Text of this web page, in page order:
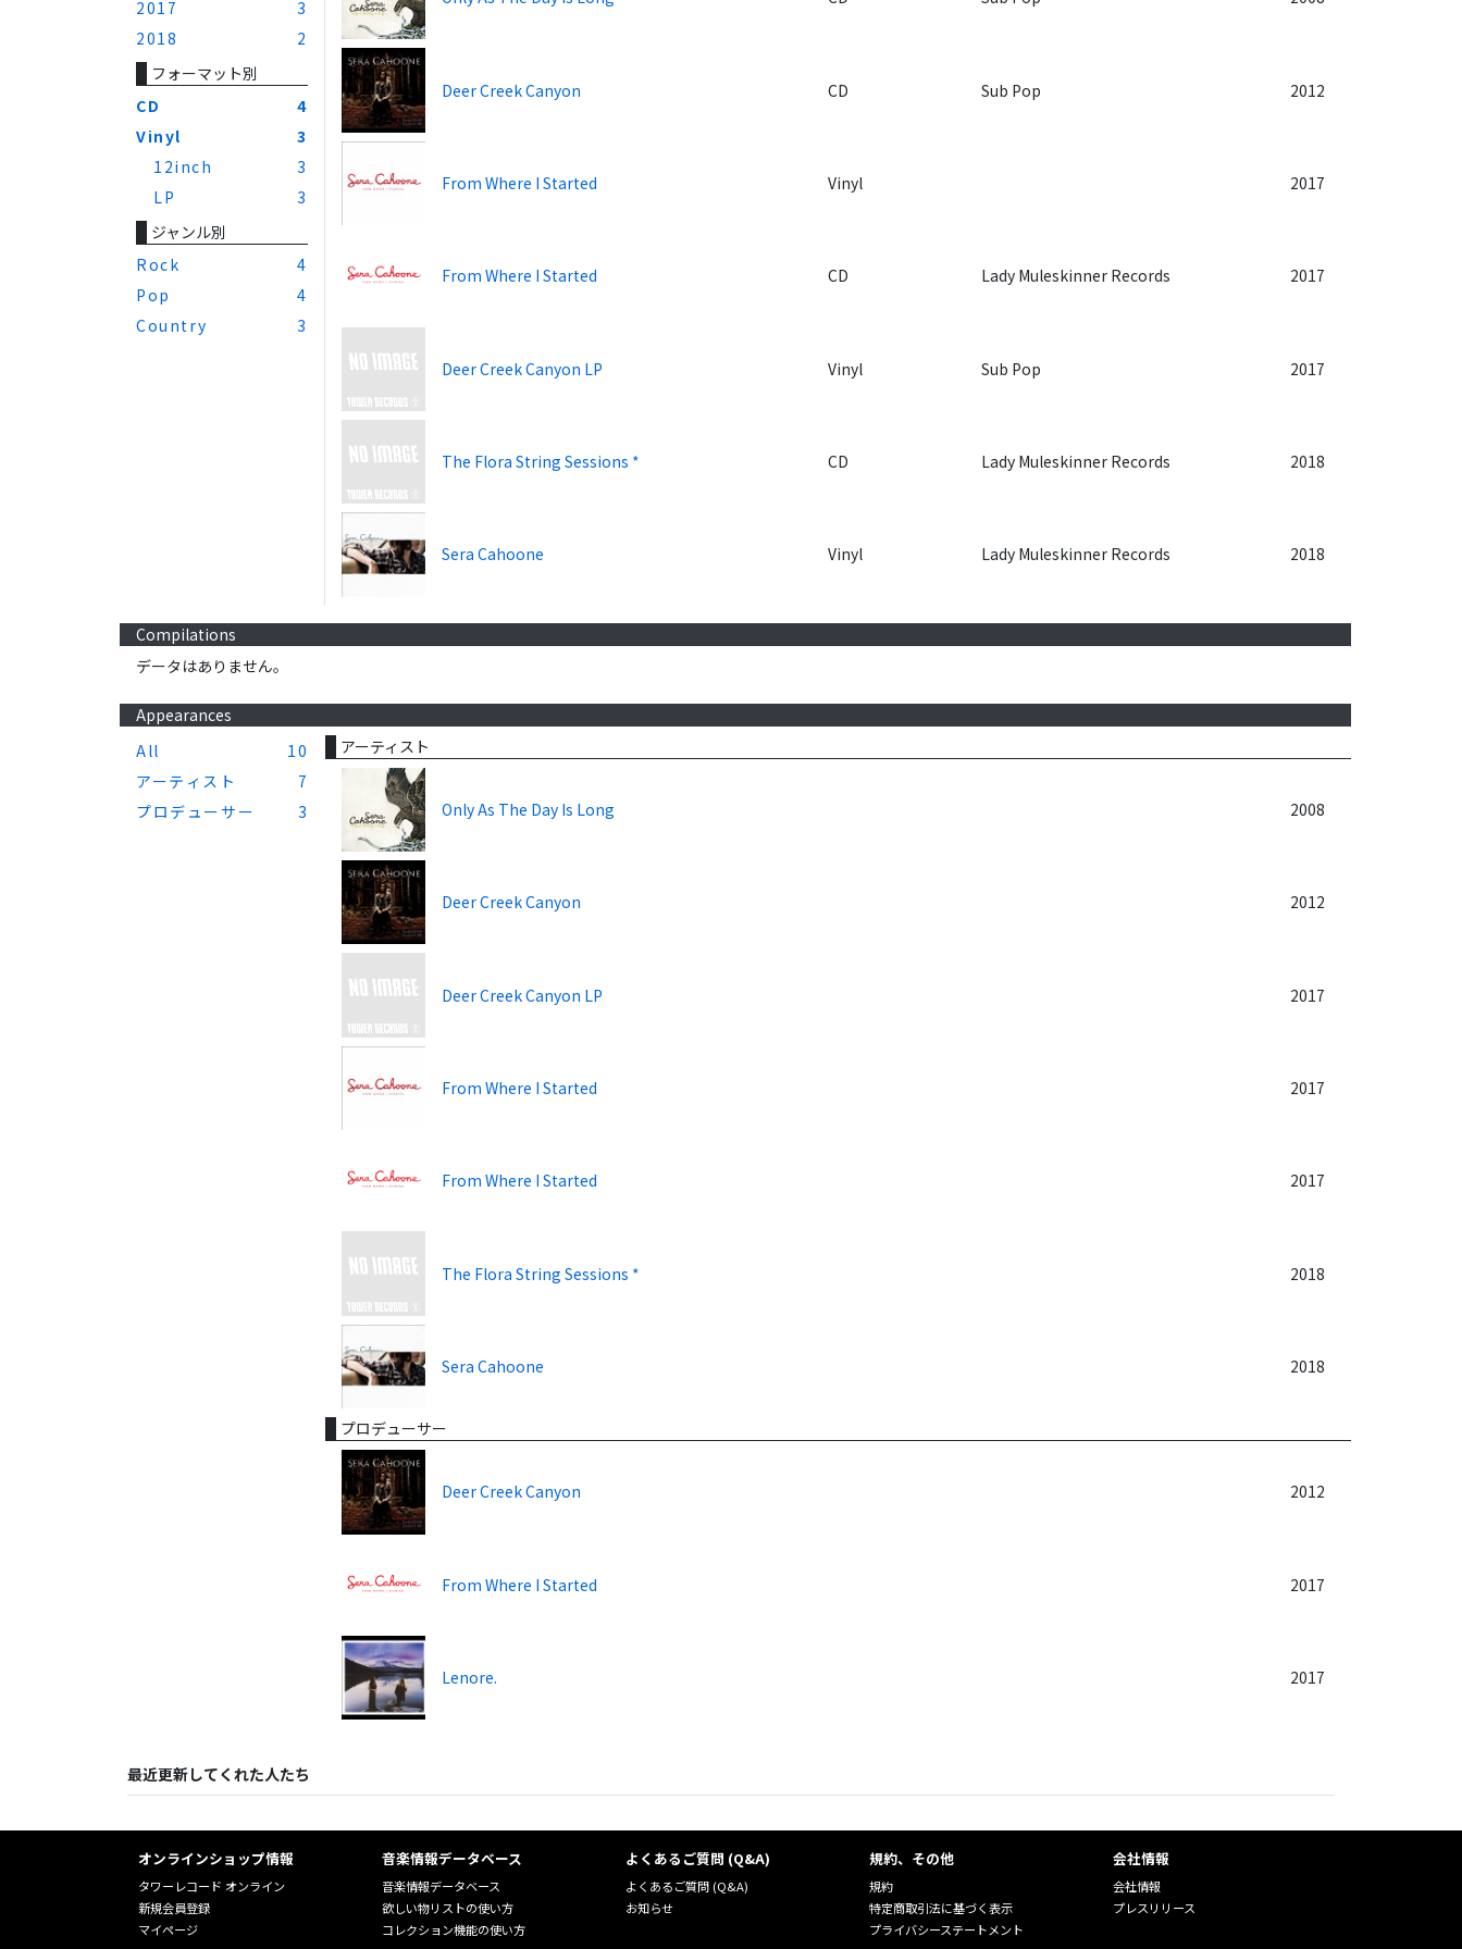
2017
3
2018
2
フォーマット別
CD
4
Vinyl
3
12inch
3
LP
3
ジャンル別
Rock
4
Pop
4
Country
3
Deer Creek Canyon CD Sub Pop 2012
From Where I Started Vinyl 2017
From Where I Started CD Lady Muleskinner Records 2017
Deer Creek Canyon LP Vinyl Sub Pop 2017
The Flora String Sessions * CD Lady Muleskinner Records 2018
Sera Cahoone Vinyl Lady Muleskinner Records 2018
Compilations
データはありません。
Appearances
All
10
アーティスト
7
プロデューサー
3
アーティスト
Only As The Day Is Long 2008
Deer Creek Canyon 2012
Deer Creek Canyon LP 2017
From Where I Started 2017
From Where I Started 2017
The Flora String Sessions * 2018
Sera Cahoone 2018
プロデューサー
Deer Creek Canyon 2012
From Where I Started 2017
Lenore. 2017
最近更新してくれた人たち
オンラインショップ情報
タワーレコード オンライン
新規会員登録
マイページ
音楽情報データベース
音楽情報データベース
欲しい物リストの使い方
コレクション機能の使い方
よくあるご質問 (Q&A)
よくあるご質問 (Q&A)
お知らせ
規約、その他
規約
特定商取引法に基づく表示
プライバシーステートメント
会社情報
会社情報
プレスリリース